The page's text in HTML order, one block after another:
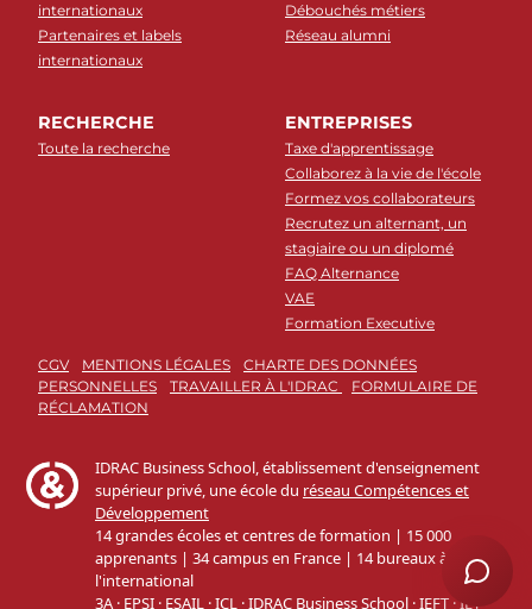
internationaux
Partenaires et labels
internationaux
Débouchés métiers
Réseau alumni
RECHERCHE
Toute la recherche
ENTREPRISES
Taxe d'apprentissage
Collaborez à la vie de l'école
Formez vos collaborateurs
Recrutez un alternant, un
stagiaire ou un diplomé
FAQ Alternance
VAE
Formation Executive
CGV MENTIONS LÉGALES
CHARTE DES DONNÉES
PERSONNELLES
TRAVAILLER À L'IDRAC
FORMULAIRE DE
RÉCLAMATION